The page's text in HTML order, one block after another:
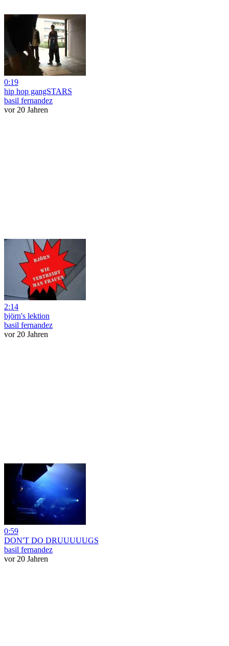
0:19
hip hop gangSTARS
basil fernandez
vor 20 Jahren
2:14
björn's lektion
basil fernandez
vor 20 Jahren
0:59
DON'T DO DRUUUUUGS
basil fernandez
vor 20 Jahren